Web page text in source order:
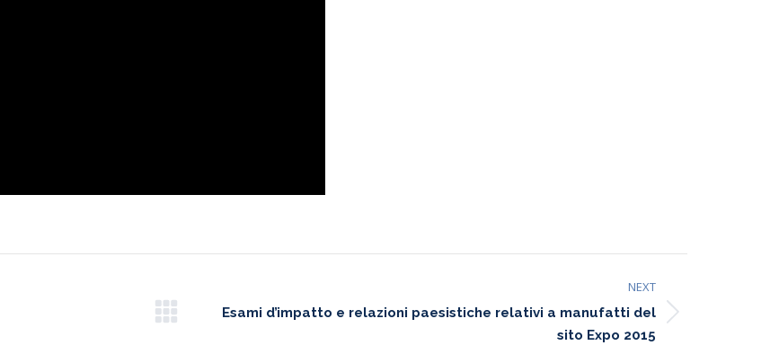
NEXT
NextEsami d’impatto e relazioni paesistiche relativi a manufatti del
sito Expo 2015